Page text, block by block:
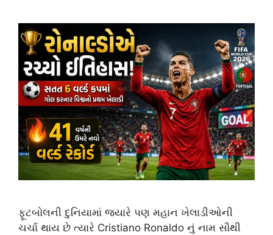
ફૂટબોલની દુનિયામાં જ્યારે પણ મહાન ખેલાડીઓની
ચર્ચા થાય છે ત્યારે Cristiano Ronaldo નું નામ સૌથી